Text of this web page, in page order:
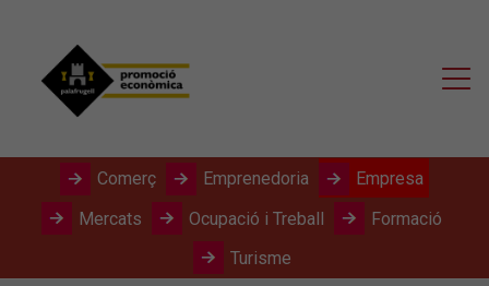
Comerç Emprenedoria
Empresa
Mercats
Ocupació i Treball
Formació
Turisme